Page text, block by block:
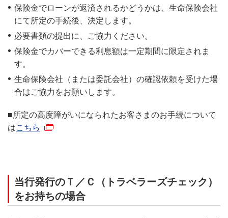
保険金でローンが返済されるかどうかは、生命保険会社
にて所定の手続後、決定します。
必要書類の提出に、ご協力ください。
保険金でカバーできる利息額は一定期間に限定されま
す。
生命保険会社（または委託会社）の確認依頼を受けた場
合はご協力をお願いします。
■所定の高度障がいになられたお客さまのお手続について
はこちら
当行発行のＴ／Ｃ（トラベラーズチェック）
をお持ちの場合